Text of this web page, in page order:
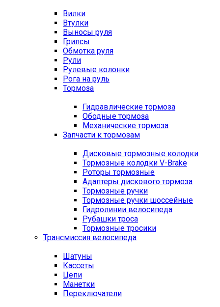
Вилки
Втулки
Выносы руля
Грипсы
Обмотка руля
Рули
Рулевые колонки
Рога на руль
Тормоза
Гидравлические тормоза
Ободные тормоза
Механические тормоза
Запчасти к тормозам
Дисковые тормозные колодки
Тормозные колодки V-Brake
Роторы тормозные
Адаптеры дискового тормоза
Тормозные ручки
Тормозные ручки шоссейные
Гидролинии велосипеда
Рубашки троса
Тормозные тросики
Трансмиссия велосипеда
Шатуны
Кассеты
Цепи
Манетки
Переключатели